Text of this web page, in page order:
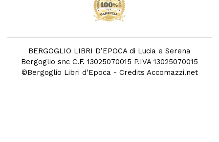
BERGOGLIO LIBRI D’EPOCA di Lucia e Serena
Bergoglio snc C.F. 13025070015 P.IVA 13025070015
©Bergoglio Libri d'Epoca - Credits Accomazzi.net